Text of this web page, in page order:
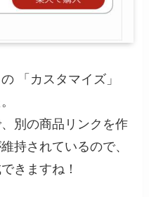
「カスタマイズ」
別の商品リンクを作
持されているので、
きますね！